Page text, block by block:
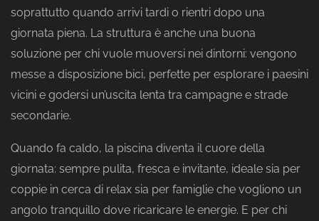
soprattutto quando arrivi tardi o rientri dopo una
giornata piena. La struttura è anche una buona
soluzione per chi vuole muoversi nei dintorni: vengono
messe a disposizione bici, perfette per esplorare i paesini
vicini e godersi un’uscita lenta tra campagne e strade
secondarie.
Quando fa caldo, la piscina diventa il cuore della
giornata: sempre pulita, fresca e invitante, ideale sia per
coppie in cerca di relax sia per famiglie che vogliono un
angolo tranquillo dove ricaricare le energie. E per chi